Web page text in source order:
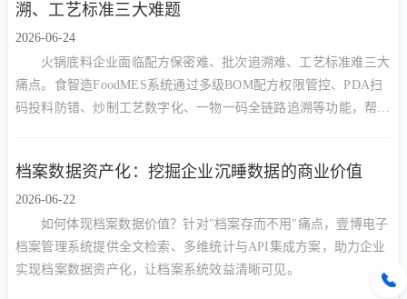
溯、工艺标准三大难题
2026-06-24
火锅底料企业面临配方保密难、批次追溯难、工艺标准难三大
痛点。食智造FoodMES系统通过多级BOM配方权限管控、PDA扫
码投料防错、炒制工艺数字化、一物一码全链路追溯等功能，帮助
档案数据资产化：挖掘企业沉睡数据的商业价值
2026-06-22
如何体现档案数据价值？针对"档案存而不用"痛点，壹博电子
档案管理系统提供全文检索、多维统计与API集成方案，助力企业
实现档案数据资产化，让档案系统效益清晰可见。